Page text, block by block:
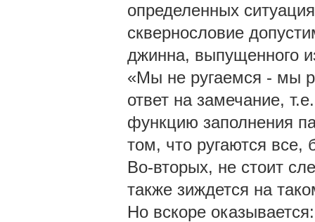
определенных
сквернословие
джинна, выпущенного
«Мы не ругаемся - мы
ответ на замечание,
функцию заполнения
том, что ругаются все,
Во-вторых, не стоит
также зиждется на
Но вскоре